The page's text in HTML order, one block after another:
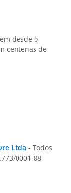
desde o
centenas de
Ltda - Todos
0001-88